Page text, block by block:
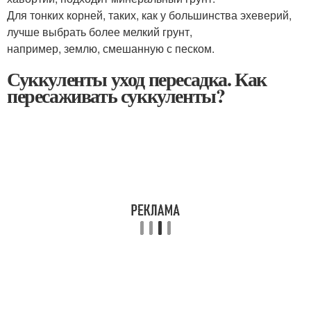
Для тонких корней, таких, как у большинства эхеверий,
лучше выбрать более мелкий грунт,
например, землю, смешанную с песком.
Суккуленты уход пересадка. Как
пересаживать суккуленты?